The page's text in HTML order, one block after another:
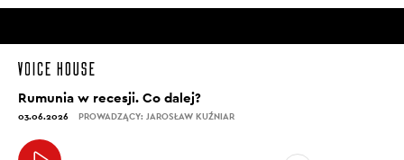
Rumunia w recesji. Co dalej?
03.06.2026 PROWADZĄCY: JAROSŁAW KUŹNIAR